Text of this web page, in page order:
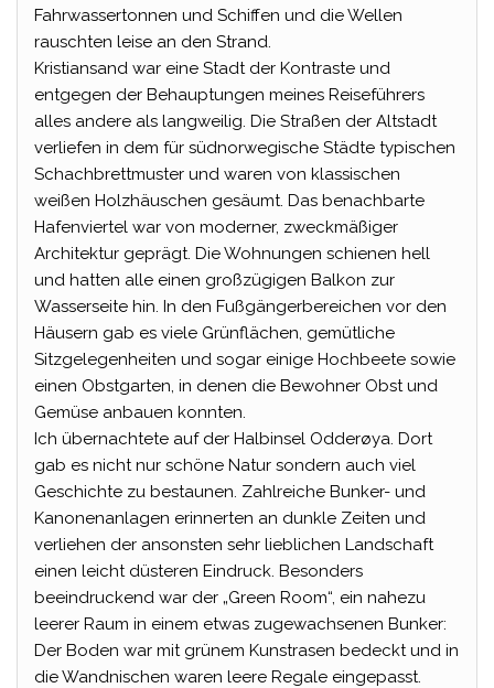
Fahrwassertonnen und Schiffen und die Wellen
rauschten leise an den Strand.
Kristiansand war eine Stadt der Kontraste und
entgegen der Behauptungen meines Reiseführers
alles andere als langweilig. Die Straßen der Altstadt
verliefen in dem für südnorwegische Städte typischen
Schachbrettmuster und waren von klassischen
weißen Holzhäuschen gesäumt. Das benachbarte
Hafenviertel war von moderner, zweckmäßiger
Architektur geprägt. Die Wohnungen schienen hell
und hatten alle einen großzügigen Balkon zur
Wasserseite hin. In den Fußgängerbereichen vor den
Häusern gab es viele Grünflächen, gemütliche
Sitzgelegenheiten und sogar einige Hochbeete sowie
einen Obstgarten, in denen die Bewohner Obst und
Gemüse anbauen konnten.
Ich übernachtete auf der Halbinsel Odderøya. Dort
gab es nicht nur schöne Natur sondern auch viel
Geschichte zu bestaunen. Zahlreiche Bunker- und
Kanonenanlagen erinnerten an dunkle Zeiten und
verliehen der ansonsten sehr lieblichen Landschaft
einen leicht düsteren Eindruck. Besonders
beeindruckend war der „Green Room“, ein nahezu
leerer Raum in einem etwas zugewachsenen Bunker:
Der Boden war mit grünem Kunstrasen bedeckt und in
die Wandnischen waren leere Regale eingepasst.